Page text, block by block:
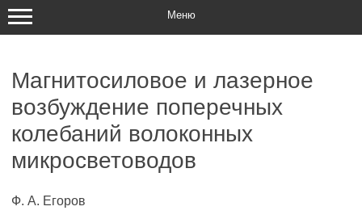
Меню
Магнитосиловое и лазерное
возбуждение поперечных
колебаний волоконных
микросветоводов
Ф. А. Егоров